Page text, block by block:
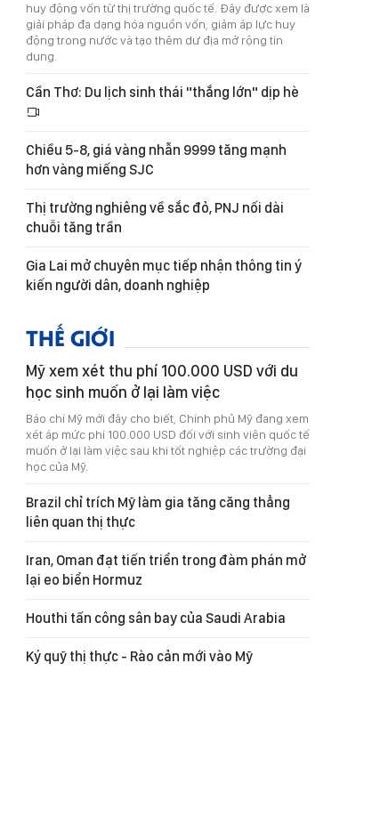
huy động vốn từ thị trường quốc tế. Đây được xem là
giải pháp đa dạng hóa nguồn vốn, giảm áp lực huy
động trong nước và tạo thêm dư địa mở rộng tín
dụng.
Cần Thơ: Du lịch sinh thái "thắng lớn" dịp hè
Chiều 5-8, giá vàng nhẫn 9999 tăng mạnh
hơn vàng miếng SJC
Thị trường nghiêng về sắc đỏ, PNJ nối dài
chuỗi tăng trần
Gia Lai mở chuyên mục tiếp nhận thông tin ý
kiến người dân, doanh nghiệp
THẾ GIỚI
Mỹ xem xét thu phí 100.000 USD với du
học sinh muốn ở lại làm việc
Báo chí Mỹ mới đây cho biết, Chính phủ Mỹ đang xem
xét áp mức phí 100.000 USD đối với sinh viên quốc tế
muốn ở lại làm việc sau khi tốt nghiệp các trường đại
học của Mỹ.
Brazil chỉ trích Mỹ làm gia tăng căng thẳng
liên quan thị thực
Iran, Oman đạt tiến triển trong đàm phán mở
lại eo biển Hormuz
Houthi tấn công sân bay của Saudi Arabia
Ký quỹ thị thực - Rào cản mới vào Mỹ